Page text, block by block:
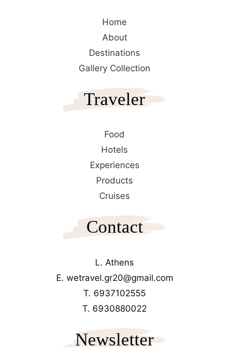
Home
About
Destinations
Gallery Collection
Traveler
Food
Hotels
Experiences
Products
Cruises
Contact
L. Athens
E. wetravel.gr20@gmail.com
T. 6937102555
T. 6930880022
Newsletter